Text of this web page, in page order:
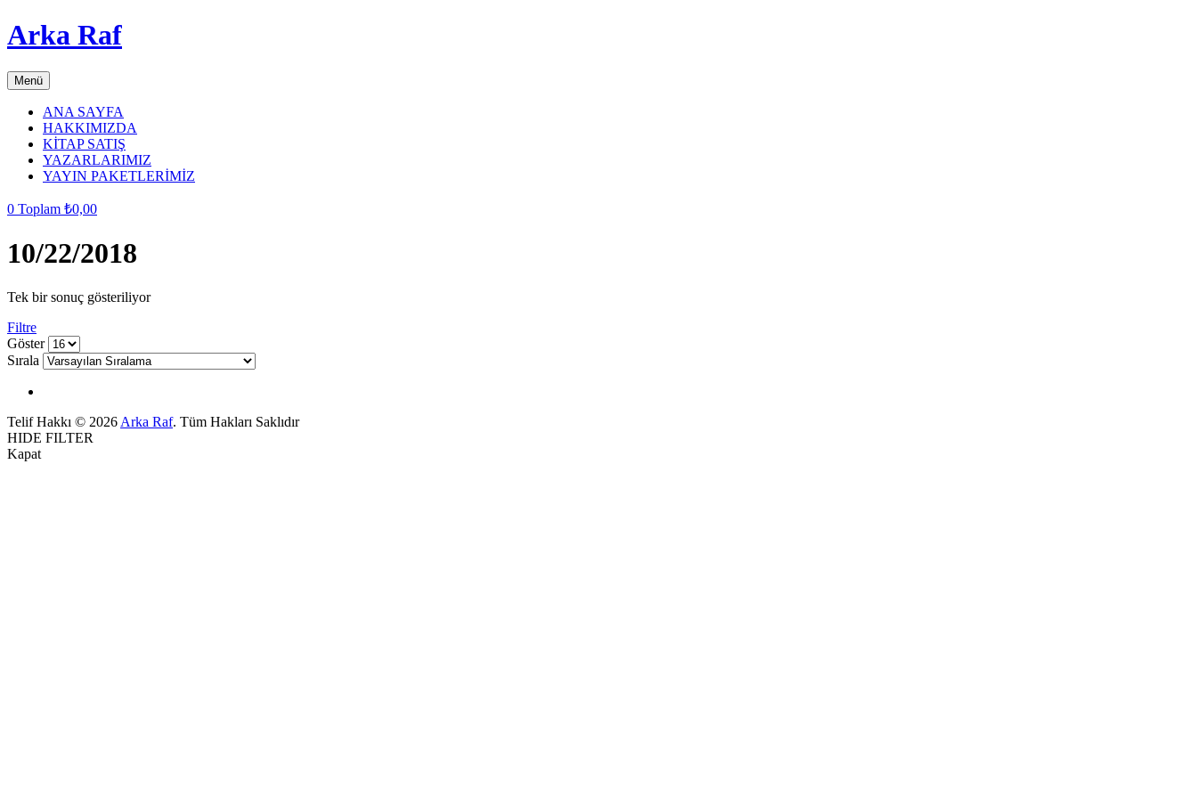
Arka Raf
Menü
ANA SAYFA
HAKKIMIZDA
KİTAP SATIŞ
YAZARLARIMIZ
YAYIN PAKETLERİMİZ
0 Toplam ₺0,00
10/22/2018
Tek bir sonuç gösteriliyor
Filtre
grid
button
list
button
Göster
Sırala
Telif Hakkı © 2026 Arka Raf. Tüm Hakları Saklıdır
HIDE FILTER
Kapat